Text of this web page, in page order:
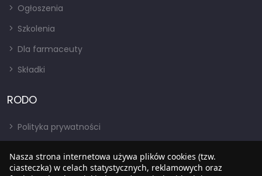
Ogłoszenia
Szkolenia
Dla farmaceuty
Składki
RODO
Polityka prywatności
RODO
Nasza strona internetowa używa plików cookies (tzw.
ciasteczka) w celach statystycznych, reklamowych oraz